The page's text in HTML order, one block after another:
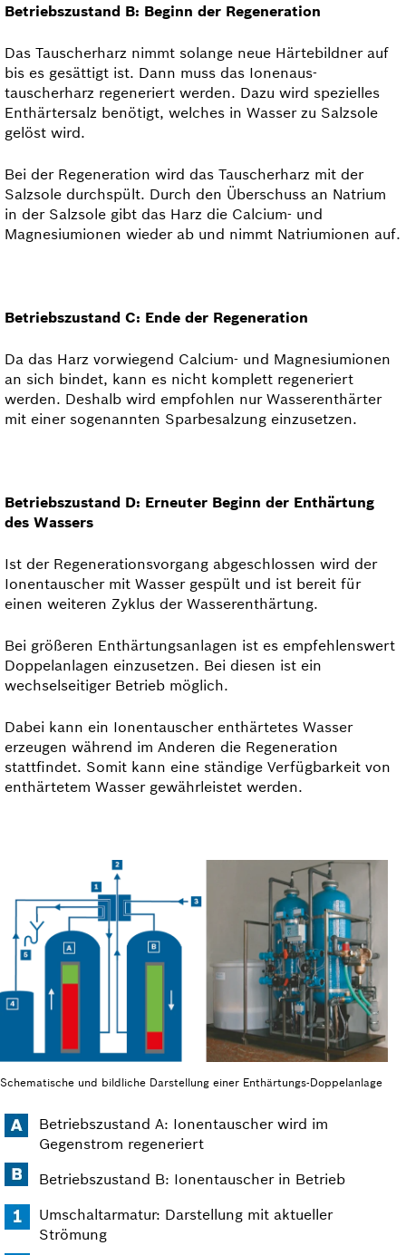
Betriebszustand B: Beginn der Regeneration
Das Tauscherharz nimmt solange neue Härtebildner auf
bis es gesättigt ist. Dann muss das Ionenaus­
tauscherharz regeneriert werden. Dazu wird spezielles
Enthärtersalz benötigt, welches in Wasser zu Salzsole
gelöst wird.
Bei der Regeneration wird das Tauscherharz mit der
Salzsole durchspült. Durch den Überschuss an Natrium
in der Salzsole gibt das Harz die Calcium- und
Magnesiumionen wieder ab und nimmt Natriumionen auf.
Betriebszustand C: Ende der Regeneration
Da das Harz vorwiegend Calcium- und Magnesiumionen
an sich bindet, kann es nicht komplett regeneriert
werden. Deshalb wird empfohlen nur Wasserenthärter
mit einer sogenannten Sparbesalzung einzusetzen.
Betriebszustand D: Erneuter Beginn der Enthärtung
des Wassers
Ist der Regenerationsvorgang abgeschlossen wird der
Ionentauscher mit Wasser gespült und ist bereit für
einen weiteren Zyklus der Wasserenthärtung.
Bei größeren Enthärtungsanlagen ist es empfehlenswert
Doppelanlagen einzusetzen. Bei diesen ist ein
wechselseitiger Betrieb möglich.
Dabei kann ein Ionentauscher enthärtetes Wasser
erzeugen während im Anderen die Regeneration
stattfindet. Somit kann eine ständige Verfügbarkeit von
enthärtetem Wasser gewährleistet werden.
Schematische und bildliche Darstellung einer Enthärtungs-Doppelanlage
Betriebszustand A: Ionentauscher wird im
Gegenstrom regeneriert
Betriebszustand B: Ionentauscher in Betrieb
Umschalt­armatur: Darstellung mit aktueller
Strömung